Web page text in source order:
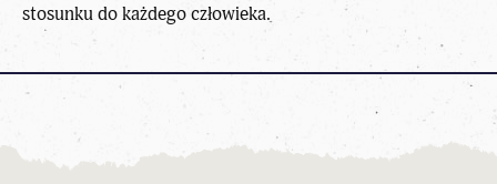
stosunku do każdego człowieka.